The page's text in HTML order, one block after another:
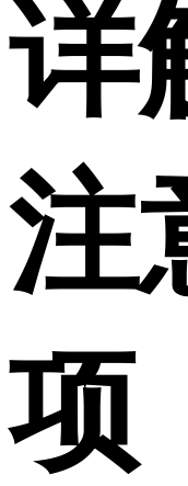
详
注
项